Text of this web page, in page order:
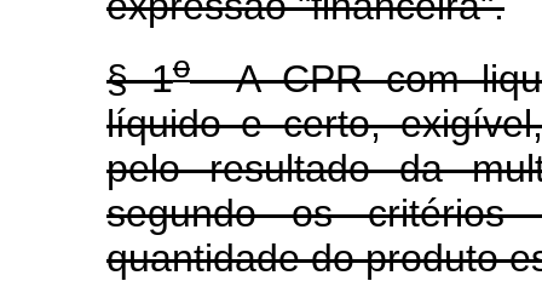
§ 1oA CPR com
líquido e certo,
pelo resultado da
segundo os critérios
quantidade do produto